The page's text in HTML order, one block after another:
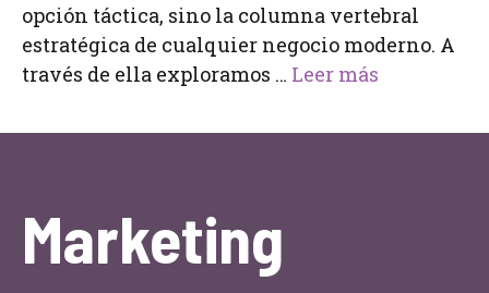
opción táctica, sino la columna vertebral
estratégica de cualquier negocio moderno. A
través de ella exploramos … Leer más
Marketing